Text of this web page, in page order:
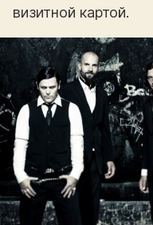
визитной картой.